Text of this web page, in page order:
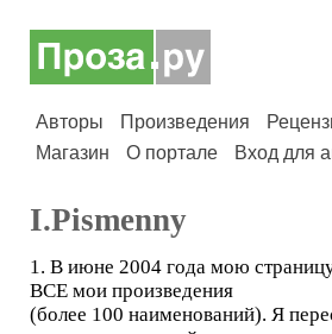
Авторы Произведения
Магазин
О портале Вход для
I.Pismenny
1. В июне 2004 года мою
ВСЕ мои произведения
(более 100 наименований). Я